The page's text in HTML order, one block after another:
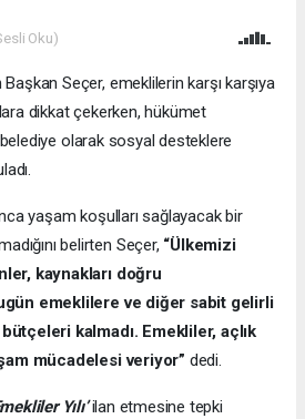
Oku)
Seçer, emeklilerin karşı karşıya
dikkat çekerken, hükümet
olarak sosyal desteklere
yaşam koşulları sağlayacak bir
belirten Seçer, “Ülkemizi
kaynakları doğru
emeklilere ve diğer sabit gelirli
kalmadı. Emekliler, açlık
mücadelesi veriyor” dedi.
Yılı’ilan etmesine tepki